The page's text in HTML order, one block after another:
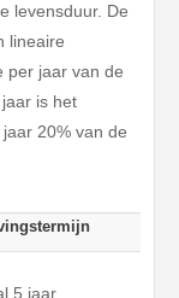
levensduur. De
lineaire
per jaar van de
is het
20% van de
5 jaar